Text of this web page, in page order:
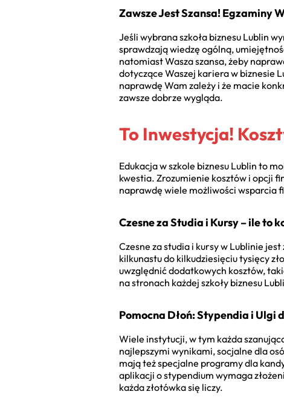
Zawsze Jest Szansa! Egzaminy
Jeśli wybrana szkoła biznesu Lublin
sprawdzają wiedzę ogólną,
natomiast Wasza szansa, żeby
dotyczące Waszej kariera w biznesie
naprawdę Wam zależy i że macie
zawsze dobrze wygląda.
To Inwestycja!
Edukacja w szkole biznesu Lublin to
kwestia. Zrozumienie kosztów i opcji
naprawdę wiele możliwości wsparcia
Czesne za Studia i Kursy – ile to
Czesne za studia i kursy w Lublinie
kilkunastu do kilkudziesięciu tysięcy
uwzględnić dodatkowych kosztów,
na stronach każdej szkoły biznesu
Pomocna Dłoń: Stypendia i Ulgi
Wiele instytucji, w tym każda
najlepszymi wynikami, socjalne dla
mają też specjalne programy dla
aplikacji o stypendium wymaga
każda złotówka się liczy.